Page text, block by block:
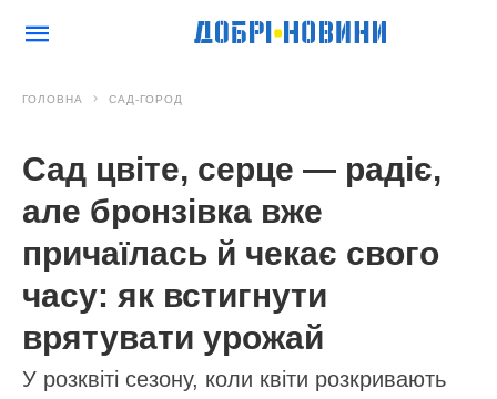
ГОЛОВНА САД-ГОРОД
Сад цвіте, серце — радіє,
але бронзівка вже
причаїлась й чекає свого
часу: як встигнути
врятувати урожай
У розквіті сезону, коли квіти розкривають